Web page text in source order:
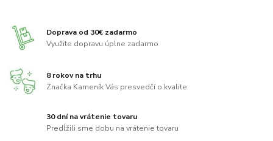
Doprava od 30€ zadarmo
Využite dopravu úplne zadarmo
8 rokov na trhu
Značka Kameník Vás presvedčí o kvalite
30 dní na vrátenie tovaru
Predĺžili sme dobu na vrátenie tovaru